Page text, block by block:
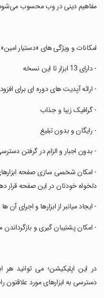
مفاهیم دینی در وب محسوب
‏امکانات و ویژگی های «دستیار
‏- دارای 13 ابزار تا این نسخه
‏- ارائه آپدیت های دوره ای برای
‏- گرافیک زیبا و جذاب
‏- رایگان و بدون تبلیغ
‏- بدون اجبار و الزام در گرفتن
‏- امکان شخصی سازی صفحه ابزارهای
دلخواه خودتان در این صفحه قرار
‏- ایجاد میانبر از ابزارها و اجرای آن
‏- امکان پشتیبان گیری و
‏در این اپلیکیشن؛ می توانید هر
دسترسی به ابزارهای مورد علاقتون